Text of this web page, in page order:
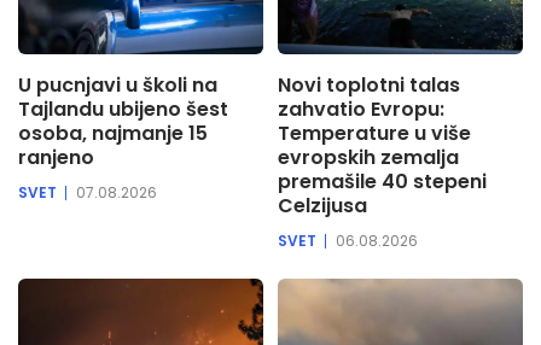
U pucnjavi u školi na
Tajlandu ubijeno šest
osoba, najmanje 15
ranjeno
SVET 07.08.2026
Novi toplotni talas
zahvatio Evropu:
Temperature u više
evropskih zemalja
premašile 40 stepeni
Celzijusa
SVET 06.08.2026